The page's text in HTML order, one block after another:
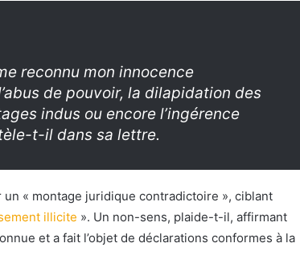
reconnu mon innocence
de pouvoir, la dilapidation des
indus ou encore l’ingérence
t-il dans sa lettre.
« montage juridique contradictoire », ciblant
illicite ». Un non-sens, plaide-t-il, affirmant
et a fait l’objet de déclarations conformes à la